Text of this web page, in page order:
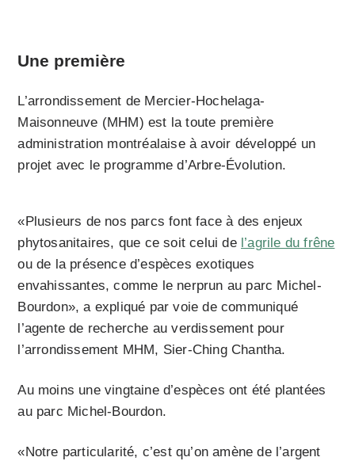
Une première
L’arrondissement de Mercier-Hochelaga-
Maisonneuve (MHM) est la toute première
administration montréalaise à avoir développé un
projet avec le programme d’Arbre-Évolution.
«Plusieurs de nos parcs font face à des enjeux
phytosanitaires, que ce soit celui de l’agrile du frêne
ou de la présence d’espèces exotiques
envahissantes, comme le nerprun au parc Michel-
Bourdon», a expliqué par voie de communiqué
l’agente de recherche au verdissement pour
l’arrondissement MHM, Sier-Ching Chantha.
Au moins une vingtaine d’espèces ont été plantées
au parc Michel-Bourdon.
«Notre particularité, c’est qu’on amène de l’argent